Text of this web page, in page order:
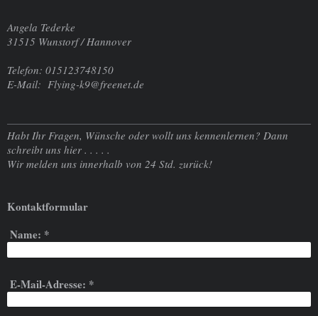
Angela Tederke
31515 Wunstorf / Hannover
Telefon: 015123748150
E-Mail: Flying-k9@freenet.de
Habt Ihr Fragen, Wünsche oder wollt uns kennenlernen? Dann
schreibt uns hier . . . . .
Wir melden uns innerhalb von 24 Std. zurück!
Kontaktformular
Name: *
E-Mail-Adresse: *